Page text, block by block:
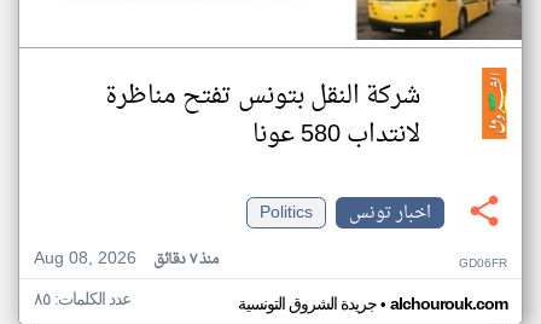
شركة النقل بتونس تفتح مناظرة
لانتداب 580 عونا
اخبار تونس
Politics
Aug 08, 2026
منذ ٧ دقائق GD06FR
جريدة الشروق التونسية• alchourouk.com عدد الكلمات: ٨٥